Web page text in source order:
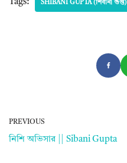
Tags: SHIBANI GUPTA (শিবানী গুপ্ত)
PREVIOUS
নিশি অভিসার || Sibani Gupta